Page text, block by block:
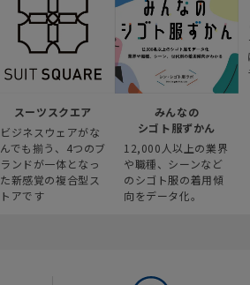
スーツスクエア
ビジネスウェアがな
んでも揃う、4つのブ
ランドが一体となっ
た新感覚の複合型ス
トアです
みんなの
シゴト服ずかん
12,000人以上の業界
や職種、シーンなど
のシゴト服の着用傾
向をデータ化。